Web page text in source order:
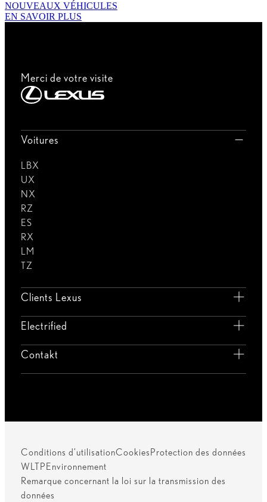
NOUVEAUX VÉHICULES
EN SAVOIR PLUS
Merci de votre visite
Voitures
LBX
UX
NX
RZ
ES
RX
LM
TZ
Clients Lexus
Electrified
Contakt
Conditions d’utilisationCookiesProtection des données
WLTPEnvironnement
Remarque concernant la loi sur la transmission des
données